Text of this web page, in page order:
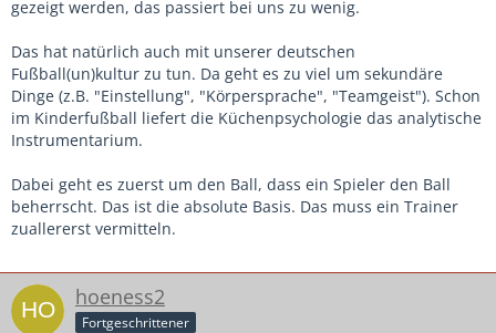
gezeigt werden, das passiert bei uns zu wenig.
Das hat natürlich auch mit unserer deutschen
Fußball(un)kultur zu tun. Da geht es zu viel um sekundäre
Dinge (z.B. "Einstellung", "Körpersprache", "Teamgeist"). Schon
im Kinderfußball liefert die Küchenpsychologie das analytische
Instrumentarium.
Dabei geht es zuerst um den Ball, dass ein Spieler den Ball
beherrscht. Das ist die absolute Basis. Das muss ein Trainer
zuallererst vermitteln.
hoeness2
Fortgeschrittener